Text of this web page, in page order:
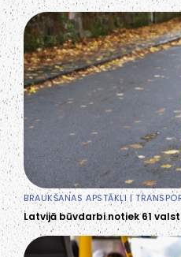
BRAUKŠANAS APSTĀKĻI |
Latvijā būvdarbi notiek 61